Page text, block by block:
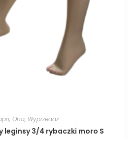
, Ona, Wyprzedaż
leginsy 3/4 rybaczki moro S